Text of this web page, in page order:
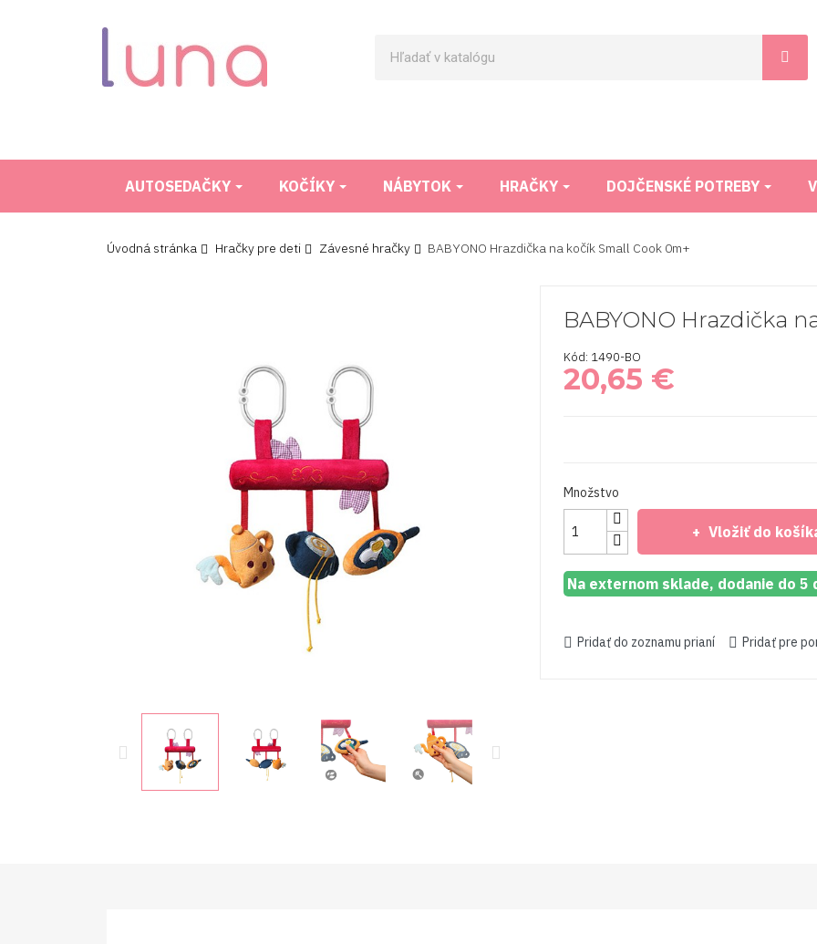
AUTOSEDAČKY KOČÍKY NÁBYTOK HRAČKY DOJČENSKÉ POTREBY
Úvodná stránka Hračky pre deti Závesné hračky BABYONO Hrazdička na kočík Small Cook 0m+
BABYONO Hrazdička
Kód: 1490-BO
20,65 €
Množstvo
Vložiť do
Na externom sklade, dodanie do 5
Pridať do zoznamu prianí Pridať pre